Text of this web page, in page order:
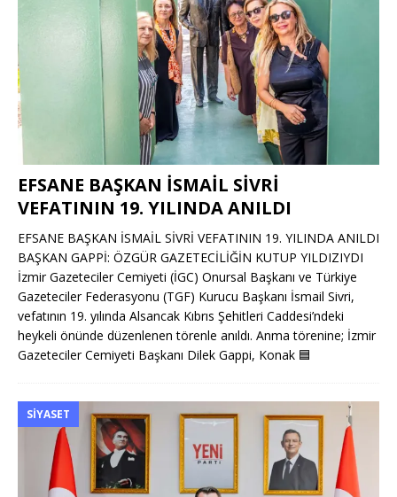
EFSANE BAŞKAN İSMAİL SİVRİ
VEFATININ 19. YILINDA ANILDI
EFSANE BAŞKAN İSMAİL SİVRİ VEFATININ 19. YILINDA ANILDI
BAŞKAN GAPPİ: ÖZGÜR GAZETECİLİĞİN KUTUP YILDIZIYDI
İzmir Gazeteciler Cemiyeti (İGC) Onursal Başkanı ve Türkiye
Gazeteciler Federasyonu (TGF) Kurucu Başkanı İsmail Sivri,
vefatının 19. yılında Alsancak Kıbrıs Şehitleri Caddesi’ndeki
heykeli önünde düzenlenen törenle anıldı. Anma törenine; İzmir
Gazeteciler Cemiyeti Başkanı Dilek Gappi, Konak 🟦
SIYASET